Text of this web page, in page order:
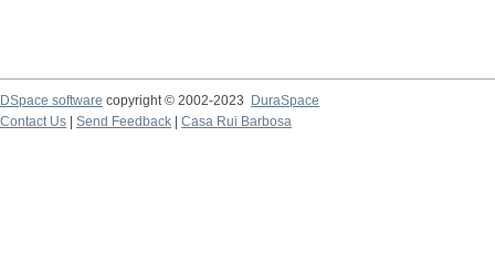
DSpace software copyright © 2002-2023
DuraSpace
Contact Us
Send Feedback Casa Rui Barbosa